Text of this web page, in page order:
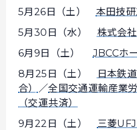
5月26日（土） 本田技
5月30日（水） 株式会
6月9日（土）JBCCホ
8月25日（土）
日本鉄
合）
／全国交通運輸産業
（交運共済）
9月22日（土）
三菱